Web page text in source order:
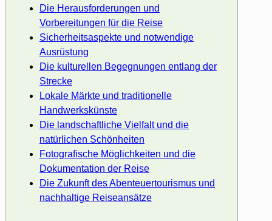
Die Herausforderungen und
Vorbereitungen für die Reise
Sicherheitsaspekte und notwendige
Ausrüstung
Die kulturellen Begegnungen entlang der
Strecke
Lokale Märkte und traditionelle
Handwerkskünste
Die landschaftliche Vielfalt und die
natürlichen Schönheiten
Fotografische Möglichkeiten und die
Dokumentation der Reise
Die Zukunft des Abenteuertourismus und
nachhaltige Reiseansätze